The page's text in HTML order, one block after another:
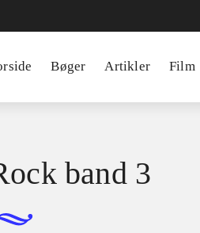
Bøger Artikler Film
band 3